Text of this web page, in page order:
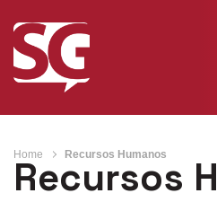
Home Recursos Humanos
Recursos